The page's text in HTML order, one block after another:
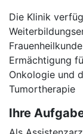
Die Klinik
Ermächtigung
Onkologie und
Tumortherapie
Ihre